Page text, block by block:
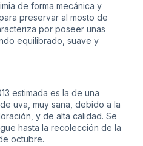
de forma mecánica y
preservar al mosto de
por poseer unas
equilibrado, suave y
estimada es la de una
uva, muy sana, debido a la
y de alta calidad. Se
hasta la recolección de la
octubre.